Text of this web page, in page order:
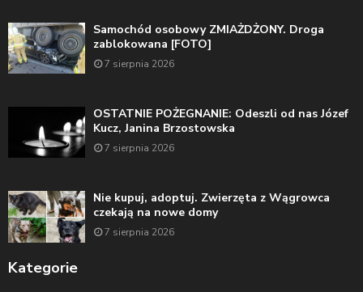
Samochód osobowy ZMIAŻDŻONY. Droga
zablokowana [FOTO]
7 sierpnia 2026
OSTATNIE POŻEGNANIE: Odeszli od nas Józef
Kucz, Janina Brzostowska
7 sierpnia 2026
Nie kupuj, adoptuj. Zwierzęta z Wągrowca
czekają na nowe domy
7 sierpnia 2026
Kategorie